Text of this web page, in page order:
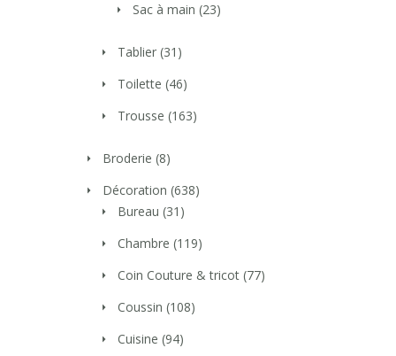
Sac à main (23)
Tablier (31)
Toilette (46)
Trousse (163)
Broderie (8)
Décoration (638)
Bureau (31)
Chambre (119)
Coin Couture & tricot (77)
Coussin (108)
Cuisine (94)